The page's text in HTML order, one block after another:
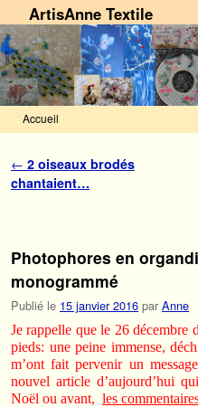
ArtisAnne Textile
Accueil
Navigation des articles
← 2 oiseaux brodés
chantaient…
Photophores en
monogrammé
Publié le 15 janvier 2016 par Anne
Je rappelle que le 26 décembre
pieds: une peine immense,
m’ont fait pervenir un
nouvel article d’aujourd’hui
Noël ou avant, les